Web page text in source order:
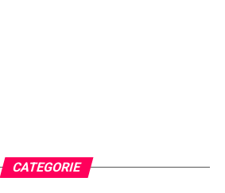
CATEGORIE